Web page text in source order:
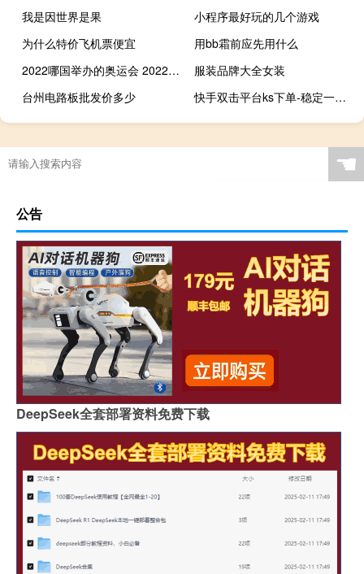
我是因世界是果
小程序最好玩的几个游戏
为什么特价飞机票便宜
用bb霜前应先用什么
2022哪国举办的奥运会 2022冬奥会具体赛程表
服装品牌大全女装
台州电路板批发价多少
快手双击平台ks下单-稳定一毛qq说说一万赞(快手的双击能拿多少钱)
☚
公告
DeepSeek全套部署资料免费下载